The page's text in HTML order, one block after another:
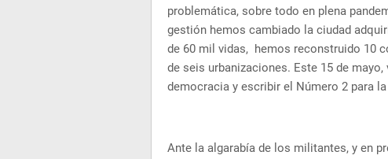
problemática, sobre todo en plena
gestión hemos cambiado la ciudad
de 60 mil vidas, hemos reconstruido 10
de seis urbanizaciones. Este 15 de
democracia y escribir el Número 2 para
Ante la algarabía de los militantes, y en